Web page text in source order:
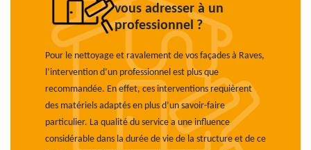
vous adresser à un
professionnel ?
Pour le nettoyage et ravalement de vos façades à Raves,
l’intervention d’un professionnel est plus que
recommandée. En effet, ces interventions requièrent
des matériels adaptés en plus d’un savoir-faire
particulier. La qualité du service a une influence
considérable dans la durée de vie de la structure et de ce